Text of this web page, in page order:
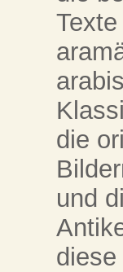
die
und
diese